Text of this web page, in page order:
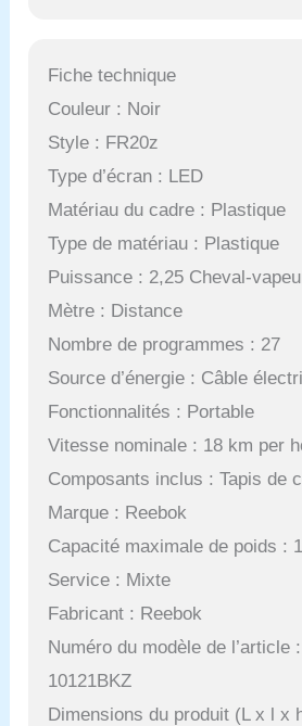
Fiche technique
Couleur : Noir
Style : FR20z
Type d’écran : LED
Matériau du cadre : Plastique
Type de matériau : Plastique
Puissance : 2,25 Cheval-
Mètre : Distance
Nombre de programmes : 27
Source d’énergie : Câble
Fonctionnalités : Portable
Vitesse nominale : 18 km per
Composants inclus : Tapis de
Marque : Reebok
Capacité maximale de poids :
Service : Mixte
Fabricant : Reebok
Numéro du modèle de l’article
10121BKZ
Dimensions du produit (L x l x